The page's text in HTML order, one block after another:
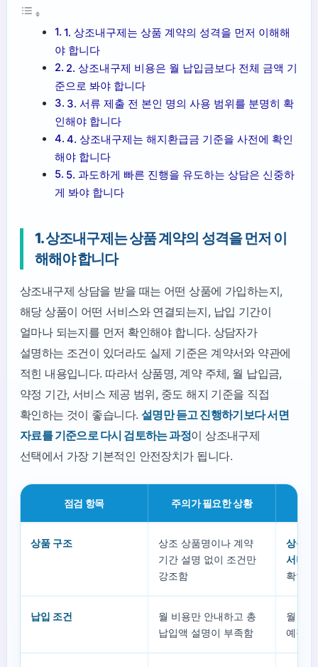
1. 상조내구제는 상품 계약의 성격을 먼저 이해해
야 합니다
2. 상조내구제 비용은 월 납입금보다 전체 금액 기
준으로 봐야 합니다
3. 서류 제출 전 본인 명의 사용 범위를 분명히 확
인해야 합니다
4. 상조내구제는 해지환급금 기준을 사전에 확인
해야 합니다
5. 과도하게 빠른 진행을 유도하는 상담은 신중하
게 봐야 합니다
1. 상조내구제는 상품 계약의 성격을 먼저 이
해해야 합니다
상조내구제 상담을 받을 때는 어떤 상품에 가입하는지,
해당 상품이 어떤 서비스와 연결되는지, 납입 기간이
얼마나 되는지를 먼저 확인해야 합니다. 상담자가
설명하는 조건이 있더라도 실제 기준은 계약서와 약관에
적힌 내용입니다. 따라서 상품명, 계약 주체, 월 납입금,
약정 기간, 서비스 제공 범위, 중도 해지 기준을 직접
확인하는 것이 좋습니다.설명만 듣고 진행하기보다 서면
자료를 기준으로 다시 검토하는 과정이 상조내구제
선택에서 가장 기본적인 안전장치가 됩니다.
점검 항목 주의가 필요한 상황
상품 구조
상조 상품명이나 계약
기간 설명 없이 조건만
강조함
상품명
서비스
확인함
납입 조건
월 비용만 안내하고 총
납입액 설명이 부족함
월 납
예정